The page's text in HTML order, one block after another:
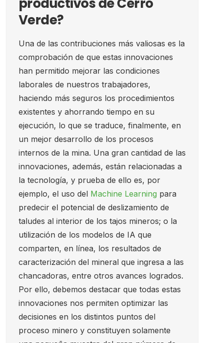
Verde?
Una de las contribuciones más valiosas es la
comprobación de que estas innovaciones
han permitido mejorar las condiciones
laborales de nuestros trabajadores,
haciendo más seguros los procedimientos
existentes y ahorrando tiempo en su
ejecución, lo que se traduce, finalmente, en
un mejor desarrollo de los procesos
internos de la mina. Una gran cantidad de las
innovaciones, además, están relacionadas a
la tecnología, y prueba de ello es, por
ejemplo, el uso del Machine Learning para
predecir el potencial de deslizamiento de
taludes al interior de los tajos mineros; o la
utilización de los modelos de IA que
comparten, en línea, los resultados de
caracterización del mineral que ingresa a las
chancadoras, entre otros avances logrados.
Por ello, debemos destacar que todas estas
innovaciones nos permiten optimizar las
decisiones en los distintos puntos del
proceso minero y constituyen solamente